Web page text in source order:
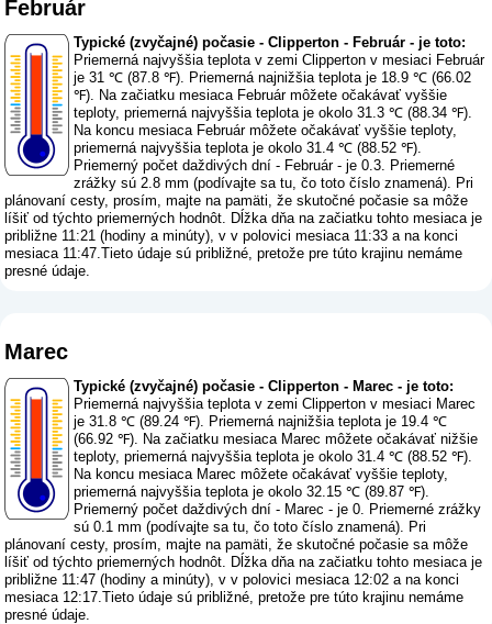
Február
Typické (zvyčajné) počasie - Clipperton - Február - je toto:
Priemerná najvyššia teplota v zemi Clipperton v mesiaci Február
je 31 ℃ (87.8 ℉). Priemerná najnižšia teplota je 18.9 ℃ (66.02
℉). Na začiatku mesiaca Február môžete očakávať vyššie
teploty, priemerná najvyššia teplota je okolo 31.3 ℃ (88.34 ℉).
Na koncu mesiaca Február môžete očakávať vyššie teploty,
priemerná najvyššia teplota je okolo 31.4 ℃ (88.52 ℉).
Priemerný počet daždivých dní - Február - je 0.3. Priemerné
zrážky sú 2.8 mm (podívajte sa tu, čo toto číslo znamená). Pri
plánovaní cesty, prosím, majte na pamäti, že skutočné počasie sa môže
líšiť od týchto priemerných hodnôt. Dĺžka dňa na začiatku tohto mesiaca je
približne 11:21 (hodiny a minúty), v v polovici mesiaca 11:33 a na konci
mesiaca 11:47.Tieto údaje sú približné, pretože pre túto krajinu nemáme
presné údaje.
Marec
Typické (zvyčajné) počasie - Clipperton - Marec - je toto:
Priemerná najvyššia teplota v zemi Clipperton v mesiaci Marec
je 31.8 ℃ (89.24 ℉). Priemerná najnižšia teplota je 19.4 ℃
(66.92 ℉). Na začiatku mesiaca Marec môžete očakávať nižšie
teploty, priemerná najvyššia teplota je okolo 31.4 ℃ (88.52 ℉).
Na koncu mesiaca Marec môžete očakávať vyššie teploty,
priemerná najvyššia teplota je okolo 32.15 ℃ (89.87 ℉).
Priemerný počet daždivých dní - Marec - je 0. Priemerné zrážky
sú 0.1 mm (podívajte sa tu, čo toto číslo znamená). Pri
plánovaní cesty, prosím, majte na pamäti, že skutočné počasie sa môže
líšiť od týchto priemerných hodnôt. Dĺžka dňa na začiatku tohto mesiaca je
približne 11:47 (hodiny a minúty), v v polovici mesiaca 12:02 a na konci
mesiaca 12:17.Tieto údaje sú približné, pretože pre túto krajinu nemáme
presné údaje.